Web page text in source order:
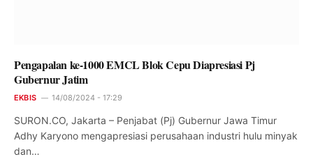
Pengapalan ke-1000 EMCL Blok Cepu Diapresiasi Pj
Gubernur Jatim
EKBIS 14/08/2024 - 17:29
SURON.CO, Jakarta – Penjabat (Pj) Gubernur Jawa Timur
Adhy Karyono mengapresiasi perusahaan industri hulu minyak
dan…